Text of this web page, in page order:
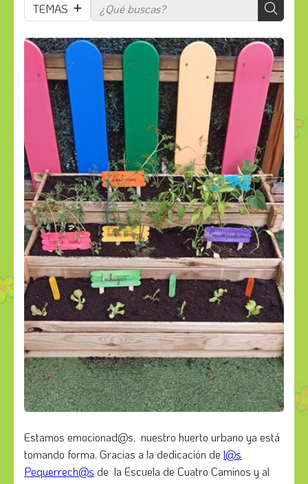
TEMAS
Estamos emocionad@s, nuestro huerto urbano ya está
tomando forma. Gracias a la dedicación de l@s
Pequerrech@s de la Escuela de Cuatro Caminos y al